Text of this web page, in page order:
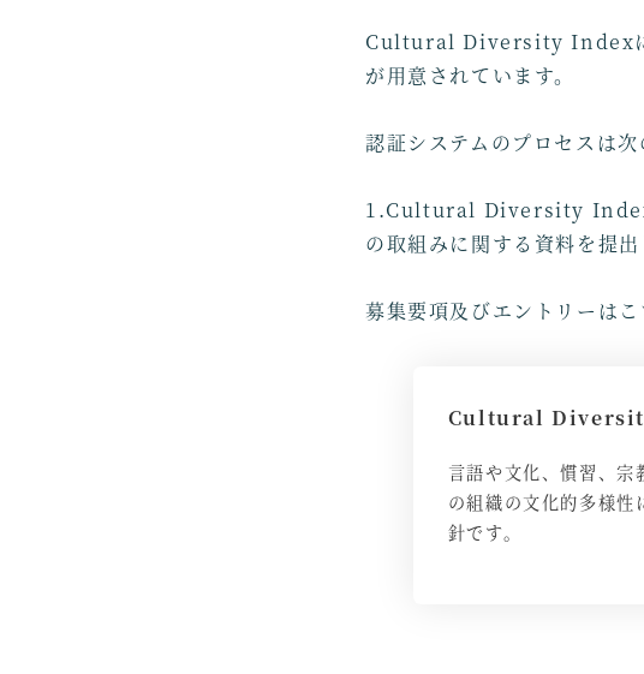
Cultural Diversity Indexに
が用意されています。
認証システムのプロセスは次
1.Cultural Diversity Index
の取組みに関する資料を提出
募集要項及びエントリーはこ
Cultural
言語や文化、慣習、宗
の組織の文化的多様性
針です。